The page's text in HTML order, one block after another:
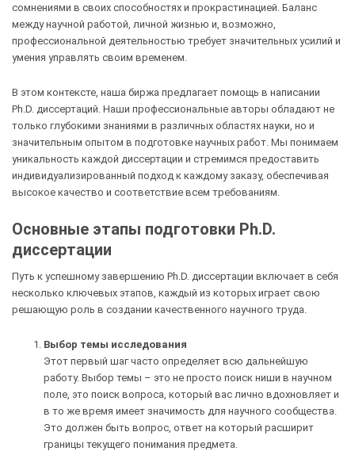
сомнениями в своих способностях и прокрастинацией. Баланс
между научной работой, личной жизнью и, возможно,
профессиональной деятельностью требует значительных усилий и
умения управлять своим временем.
В этом контексте, наша биржа предлагает помощь в написании
Ph.D. диссертаций. Наши профессиональные авторы обладают не
только глубокими знаниями в различных областях науки, но и
значительным опытом в подготовке научных работ. Мы понимаем
уникальность каждой диссертации и стремимся предоставить
индивидуализированный подход к каждому заказу, обеспечивая
высокое качество и соответствие всем требованиям.
Основные этапы подготовки Ph.D.
диссертации
Путь к успешному завершению Ph.D. диссертации включает в себя
несколько ключевых этапов, каждый из которых играет свою
решающую роль в создании качественного научного труда.
Выбор темы исследования
Этот первый шаг часто определяет всю дальнейшую
работу. Выбор темы – это не просто поиск ниши в научном
поле, это поиск вопроса, который вас лично вдохновляет и
в то же время имеет значимость для научного сообщества.
Это должен быть вопрос, ответ на который расширит
границы текущего понимания предмета.